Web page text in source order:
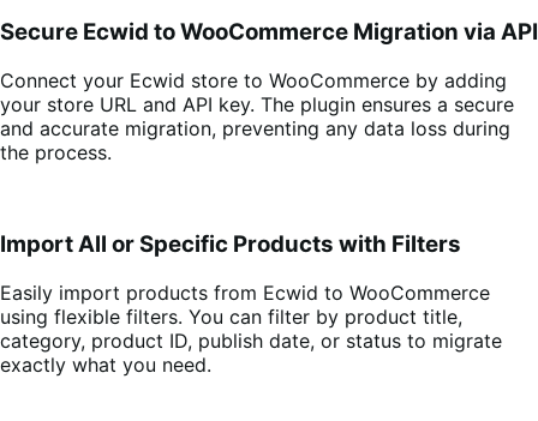
Secure Ecwid to WooCommerce Migration via API
Connect your Ecwid store to WooCommerce by adding
your store URL and API key. The plugin ensures a secure
and accurate migration, preventing any data loss during
the process.
Import All or Specific Products with Filters
Easily import products from Ecwid to WooCommerce
using flexible filters. You can filter by product title,
category, product ID, publish date, or status to migrate
exactly what you need.